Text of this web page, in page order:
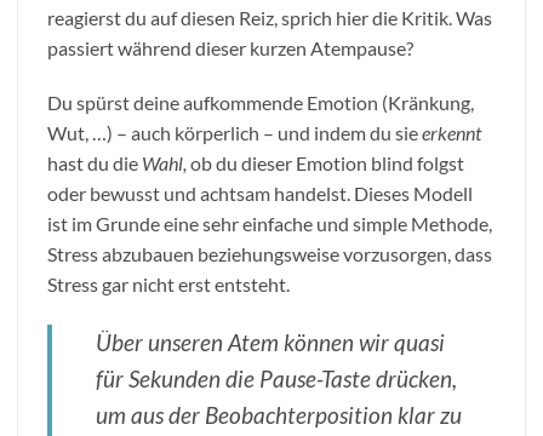
reagierst du auf diesen Reiz, sprich hier die Kritik. Was
passiert während dieser kurzen Atempause?
Du spürst deine aufkommende Emotion (Kränkung,
Wut, …) – auch körperlich – und indem du sieerkennt
hast du die Wahl, ob du dieser Emotion blind folgst
oder bewusst und achtsam handelst. Dieses Modell
ist im Grunde eine sehr einfache und simple Methode,
Stress abzubauen beziehungsweise vorzusorgen, dass
Stress gar nicht erst entsteht.
Über unseren Atem können wir quasi
für Sekunden die Pause-Taste drücken,
um aus der Beobachterposition klar zu